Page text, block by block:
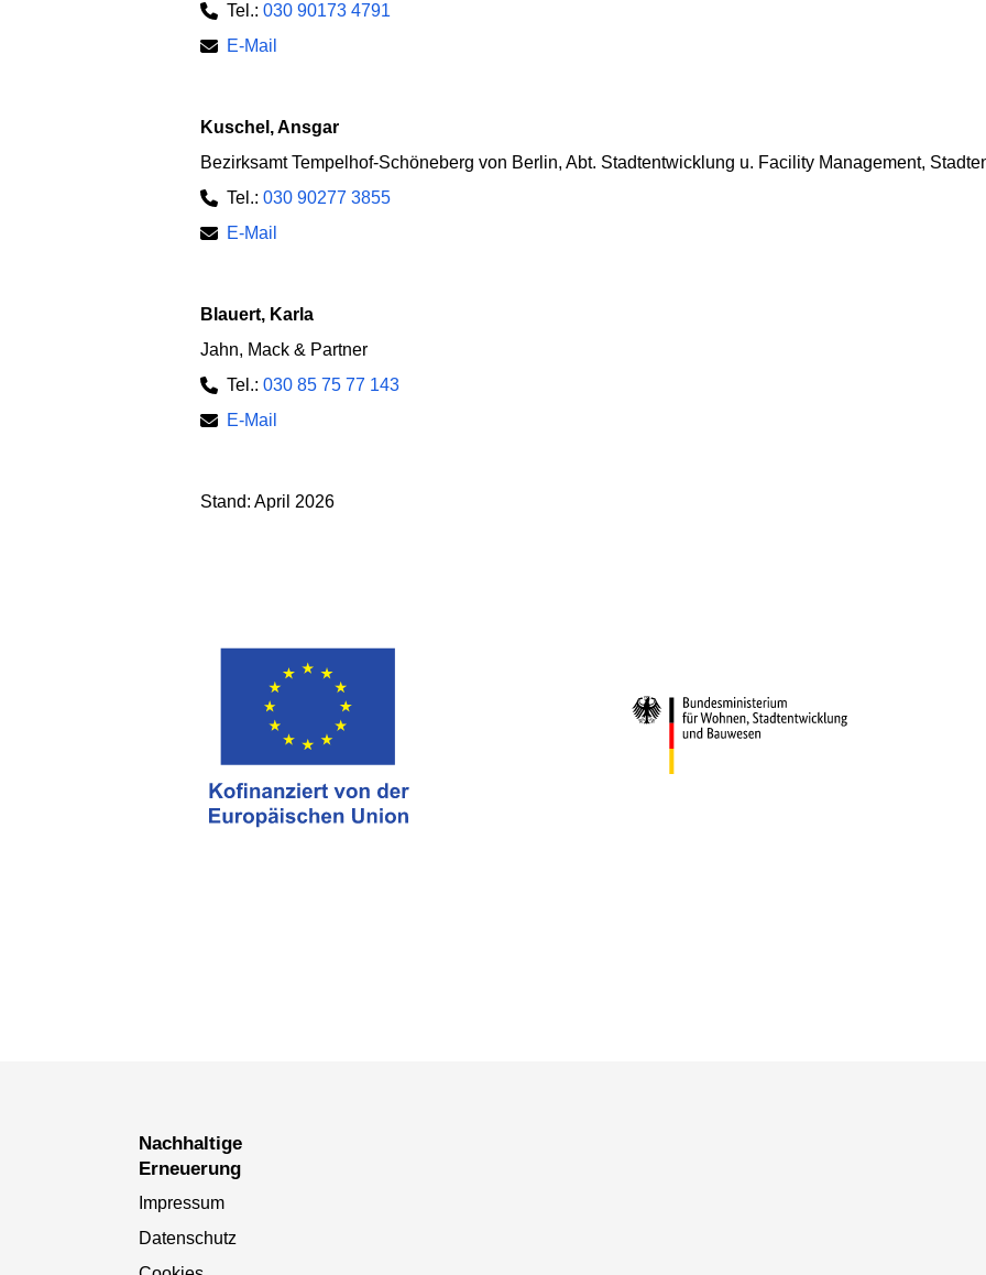
Tel.: 030 90173 4791
E-Mail
Kuschel, Ansgar
Bezirksamt Tempelhof-Schöneberg von Berlin, Abt. Stadtentwicklung u. Facility Management,
Tel.: 030 90277 3855
E-Mail
Blauert, Karla
Jahn, Mack & Partner
Tel.: 030 85 75 77 143
E-Mail
Stand: April 2026
Nachhaltige
Erneuerung
Impressum
Datenschutz